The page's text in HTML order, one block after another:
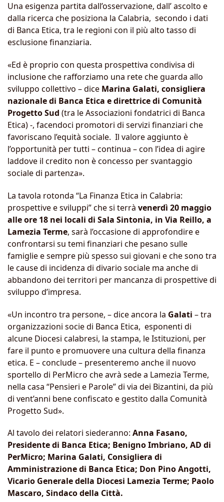
Una esigenza partita dall’osservazione, dall’ ascolto e
dalla ricerca che posiziona la Calabria, secondo i dati
di Banca Etica, tra le regioni con il più alto tasso di
esclusione finanziaria.
«Ed è proprio con questa prospettiva condivisa di
inclusione che rafforziamo una rete che guarda allo
sviluppo collettivo – dice Marina Galati, consigliera
nazionale di Banca Etica e direttrice di Comunità
Progetto Sud (tra le Associazioni fondatrici di Banca
Etica) -, facendoci promotori di servizi finanziari che
favoriscano l’equità sociale. Il valore aggiunto è
l’opportunità per tutti – continua – con l’idea di agire
laddove il credito non è concesso per svantaggio
sociale di partenza».
La tavola rotonda “La Finanza Etica in Calabria:
prospettive e sviluppi” che si terrà venerdì 20 maggio
alle ore 18 nei locali di Sala Sintonia, in Via Reillo, a
Lamezia Terme, sarà l’occasione di approfondire e
confrontarsi su temi finanziari che pesano sulle
famiglie e sempre più spesso sui giovani e che sono tra
le cause di incidenza di divario sociale ma anche di
abbandono dei territori per mancanza di prospettive di
sviluppo d’impresa.
«Un incontro tra persone, – dice ancora la Galati – tra
organizzazioni socie di Banca Etica, esponenti di
alcune Diocesi calabresi, la stampa, le Istituzioni, per
fare il punto e promuovere una cultura della finanza
etica. E – conclude – presenteremo anche il nuovo
sportello di PerMicro che avrà sede a Lamezia Terme,
nella casa “Pensieri e Parole” di via dei Bizantini, da più
di vent’anni bene confiscato e gestito dalla Comunità
Progetto Sud».
Al tavolo dei relatori siederanno: Anna Fasano,
Presidente di Banca Etica; Benigno Imbriano, AD di
PerMicro; Marina Galati, Consigliera di
Amministrazione di Banca Etica; Don Pino Angotti,
Vicario Generale della Diocesi Lamezia Terme; Paolo
Mascaro, Sindaco della Città.